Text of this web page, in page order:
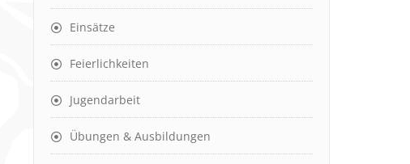
Einsätze
Feierlichkeiten
Jugendarbeit
Übungen & Ausbildungen